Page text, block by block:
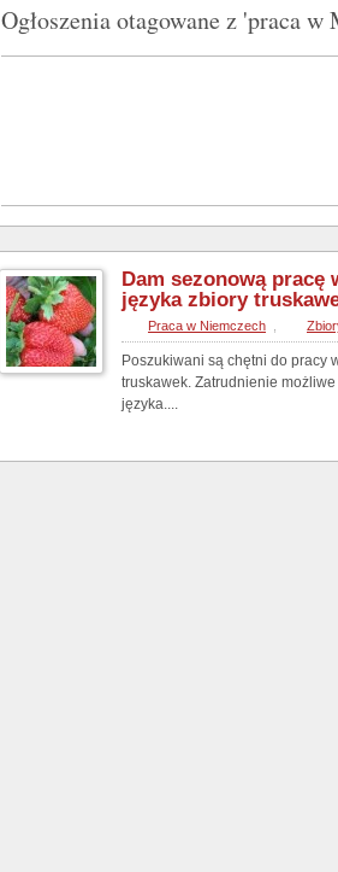
Ogłoszenia otagowane z 'praca
Dam sezonową pracę
języka zbiory
Praca w Niemczech
Poszukiwani są chętni do pracy
truskawek. Zatrudnienie
języka....